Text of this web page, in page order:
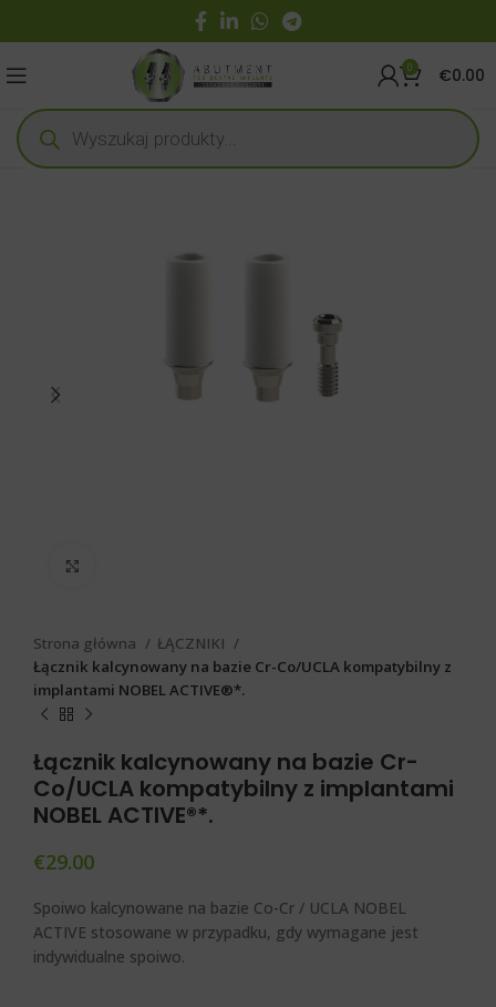
0 €0.00
Strona główna
ŁĄCZNIKI
Łącznik kalcynowany na bazie Cr-Co/UCLA kompatybilny z
implantami NOBEL ACTIVE®*.
Łącznik kalcynowany na bazie Cr-
Co/UCLA kompatybilny z implantami
NOBEL ACTIVE®*.
€29.00
Spoiwo kalcynowane na bazie Co-Cr / UCLA NOBEL
ACTIVE stosowane w przypadku, gdy wymagane jest
indywidualne spoiwo.